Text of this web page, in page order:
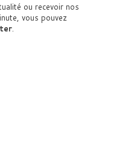
ou recevoir nos
vous pouvez
.